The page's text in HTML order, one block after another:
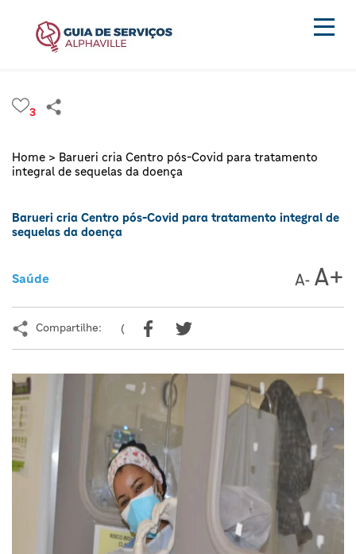
3
Home > Barueri cria Centro pós-Covid para tratamento
integral de sequelas da doença
Barueri cria Centro pós-Covid para tratamento integral de
sequelas da doença
Saúde
Compartilhe: (